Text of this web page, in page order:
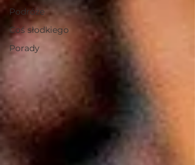
Podróże
Coś słodkiego
Porady